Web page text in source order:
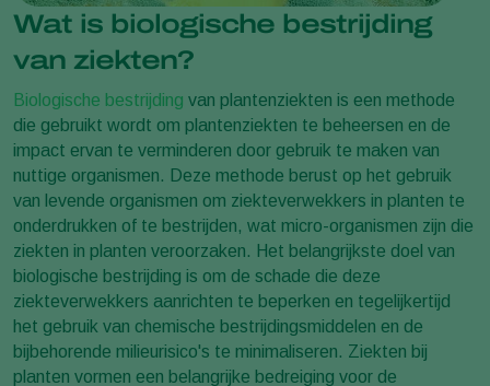
Wat is biologische bestrijding
van ziekten?
Biologische bestrijding van plantenziekten is een methode
die gebruikt wordt om plantenziekten te beheersen en de
impact ervan te verminderen door gebruik te maken van
nuttige organismen. Deze methode berust op het gebruik
van levende organismen om ziekteverwekkers in planten te
onderdrukken of te bestrijden, wat micro-organismen zijn die
ziekten in planten veroorzaken. Het belangrijkste doel van
biologische bestrijding is om de schade die deze
ziekteverwekkers aanrichten te beperken en tegelijkertijd
het gebruik van chemische bestrijdingsmiddelen en de
bijbehorende milieurisico's te minimaliseren. Ziekten bij
planten vormen een belangrijke bedreiging voor de